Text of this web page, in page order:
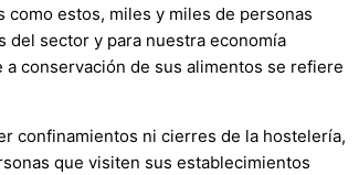
estos, miles y miles de personas
del sector y para nuestra economía
conservación de sus alimentos se refiere
confinamientos ni cierres de la hostelería,
que visiten sus establecimientos